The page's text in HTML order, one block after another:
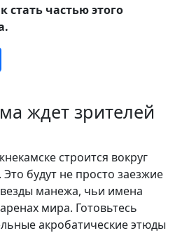
стать частью этого
ждет зрителей
строится вокруг
будут не просто заезжие
манежа, чьи имена
мира. Готовьтесь
акробатические этюды